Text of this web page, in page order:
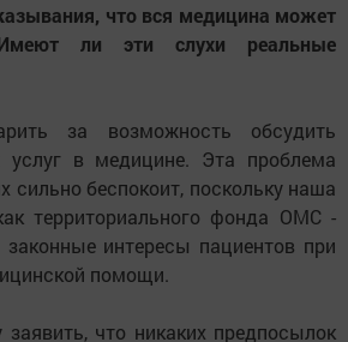
что вся медицина может
ли эти слухи реальные
за возможность обсудить
услуг в медицине. Эта проблема
сильно беспокоит, поскольку наша
территориального фонда ОМС -
интересы пациентов при
помощи.
заявить, что никаких предпосылок